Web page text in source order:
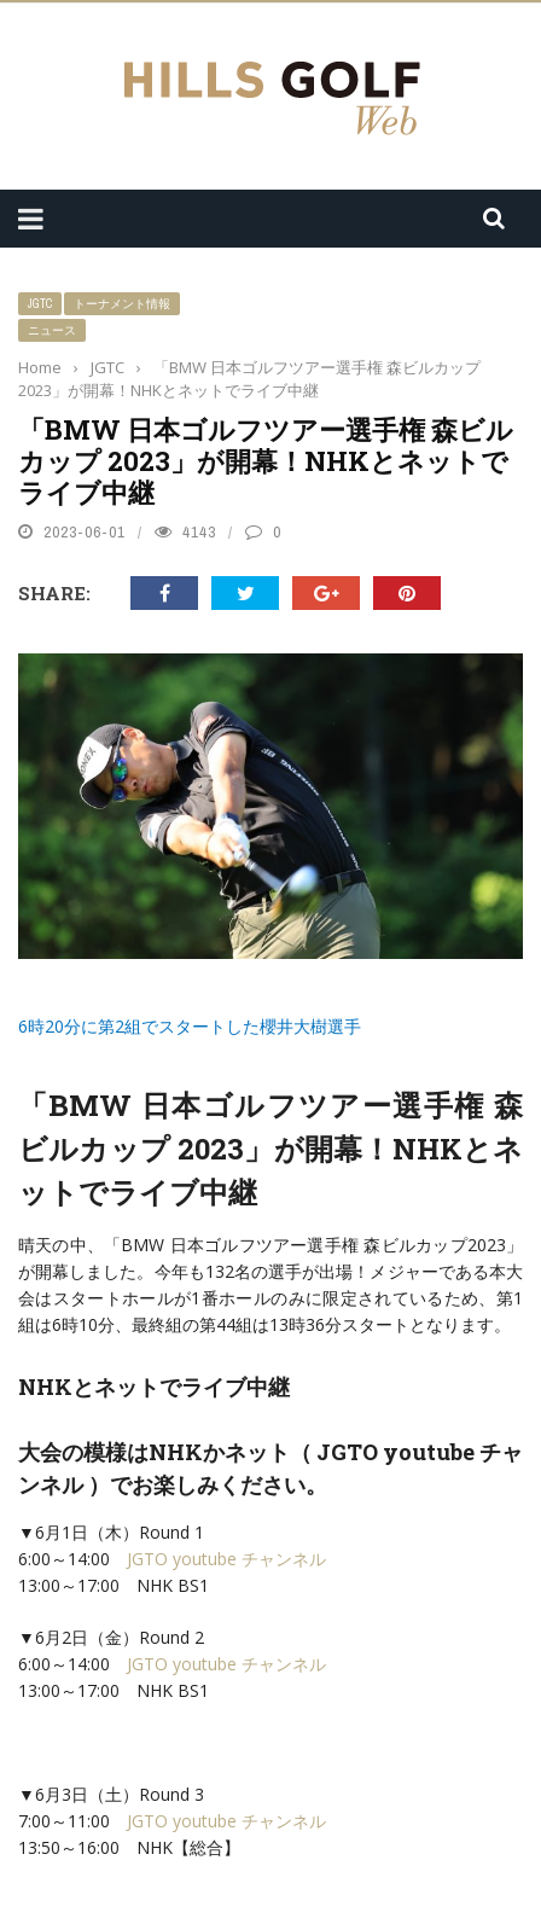
JGTC
トーナメント情報
ニュース
Home › JGTC ›
「BMW 日本ゴルフツアー選手権 森ビルカップ
2023」が開幕！NHKとネットでライブ中継
「BMW 日本ゴルフツアー選手権 森ビル
カップ 2023」が開幕！NHKとネットで
ライブ中継
2023-06-01 4143 0
SHARE:
6時20分に第2組でスタートした櫻井大樹選手
「BMW 日本ゴルフツアー選手権 森
ビルカップ 2023」が開幕！NHKとネ
ットでライブ中継
晴天の中、「BMW 日本ゴルフツアー選手権 森ビルカップ2023」
が開幕しました。今年も132名の選手が出場！メジャーである本大
会はスタートホールが1番ホールのみに限定されているため、第1
組は6時10分、最終組の第44組は13時36分スタートとなります。
NHKとネットでライブ中継
大会の模様はNHKかネット（ JGTO youtube チャ
ンネル）でお楽しみください。
▼6月1日（木）Round 1
6:00～14:00
JGTO youtube チャンネル
13:00～17:00 NHK BS1
▼6月2日（金）Round 2
6:00～14:00
JGTO youtube チャンネル
13:00～17:00 NHK BS1
▼6月3日（土）Round 3
7:00～11:00
JGTO youtube チャンネル
13:50～16:00 NHK【総合】